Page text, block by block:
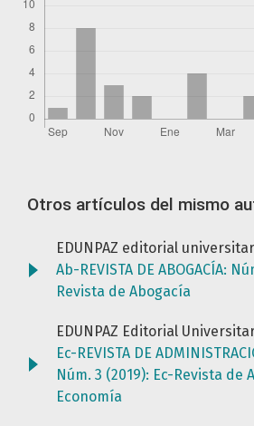
Otros artículos del mismo
EDUNPAZ editorial
Ab-REVISTA DE ABOGACÍA:
Revista de Abogacía
EDUNPAZ Editorial
Ec-REVISTA DE
Núm. 3 (2019): Ec-Revista de
Economía